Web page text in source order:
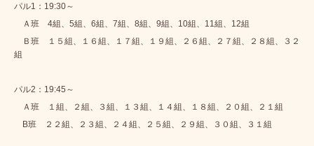
パル1：19:30～
Ａ班 4組、5組、6組、7組、8組、9組、10組、11組、12組
Ｂ班 １５組、１６組、１７組、１９組、２６組、２７組、２８組、３２
組
パル2：19:45～
Ａ班 １組、２組、３組、１３組、１４組、１８組、２０組、２１組
B班 ２２組、２３組、２４組、２５組、２９組、３０組、３１組